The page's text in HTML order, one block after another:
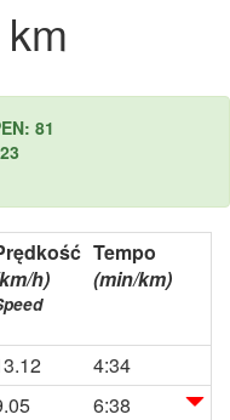
81
h)
Tempo
(min/km)
4:34
6:38